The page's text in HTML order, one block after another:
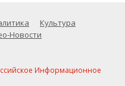
Культура
Новости
Информационное